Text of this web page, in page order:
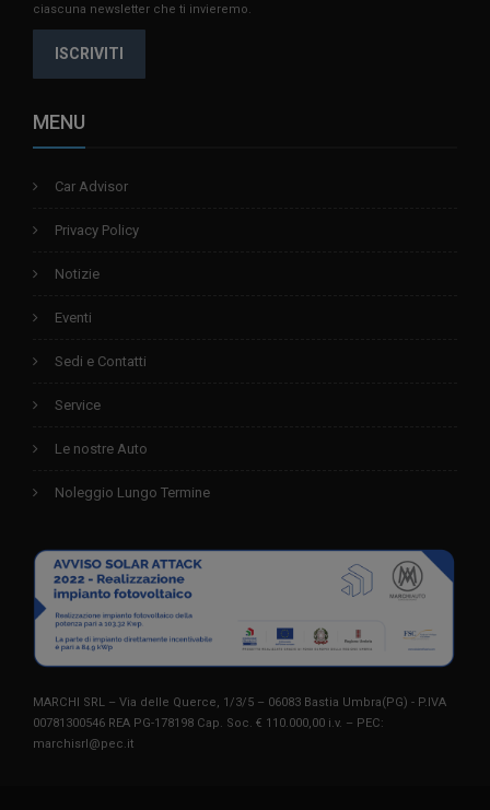
ciascuna newsletter che ti invieremo.
ISCRIVITI
MENU
Car Advisor
Privacy Policy
Notizie
Eventi
Sedi e Contatti
Service
Le nostre Auto
Noleggio Lungo Termine
MARCHI SRL – Via delle Querce, 1/3/5 – 06083 Bastia Umbra(PG) - P.IVA
00781300546 REA PG-178198 Cap. Soc. € 110.000,00 i.v. – PEC:
marchisrl@pec.it